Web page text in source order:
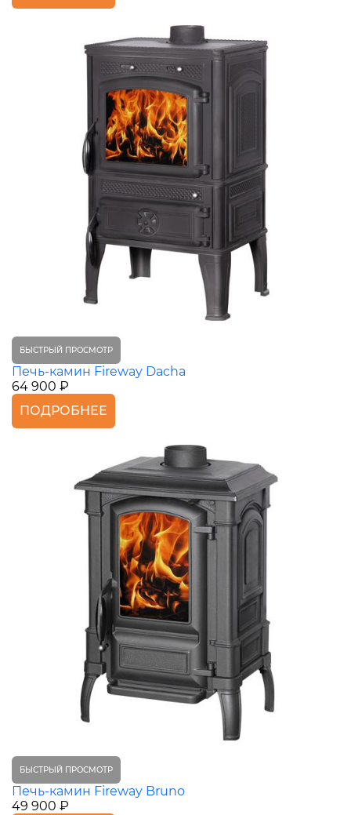
БЫСТРЫЙ ПРОСМОТР
Печь-камин Fireway Dacha
64 900 ₽
ПОДРОБНЕЕ
БЫСТРЫЙ ПРОСМОТР
Печь-камин Fireway Bruno
49 900 ₽